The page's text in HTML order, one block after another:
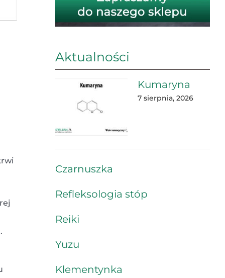
Aktualności
Kumaryna
7 sierpnia, 2026
Czarnuszka
Refleksologia stóp
Reiki
Yuzu
Klementynka